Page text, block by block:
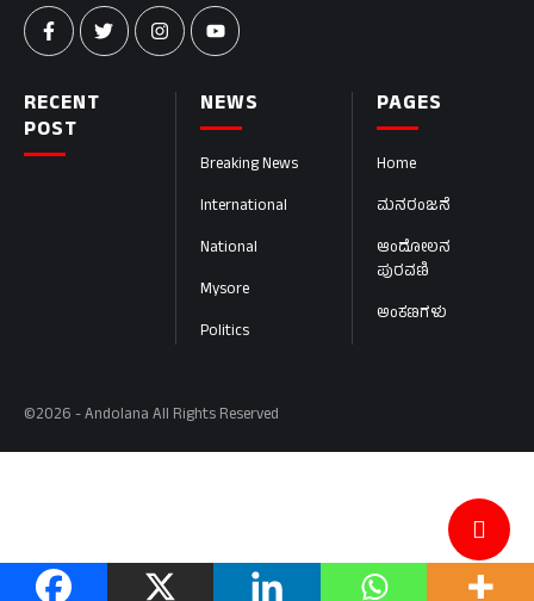
PAGES
Home
ಮನರಂಜನೆ
ಆಂದೋಲನ
ಪುರವಣಿ
ಅಂಕಣಗಳು
NEWS
Breaking News
International
National
Mysore
Politics
RECENT
POST
©2026 - Andolana All Rights Reserved